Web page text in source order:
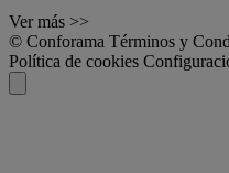
Ver más >>
© Conforama Términos y
Política de cookies